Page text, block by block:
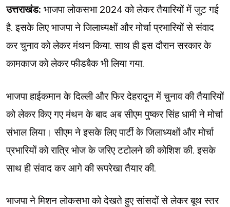
उत्तराखंड: भाजपा लोकसभा 2024 को लेकर तैयारियों में जुट गई
है. इसके लिए भाजपा ने जिलाध्यक्षों और मोर्चा प्रभारियों से संवाद
कर चुनाव को लेकर मंथन किया. साथ ही इस दौरान सरकार के
कामकाज को लेकर फीडबैक भी लिया गया.
भाजपा हाईकमान के दिल्ली और फिर देहरादून में चुनाव की तैयारियों
को लेकर किए गए मंथन के बाद अब सीएम पुष्कर सिंह धामी ने मोर्चा
संभाल लिया। सीएम ने इसके लिए पार्टी के जिलाध्यक्षों और मोर्चा
प्रभारियों को रात्रि भोज के जरिए टटोलने की कोशिश की. इसके
साथ ही संवाद कर आगे की रूपरेखा तैयार की.
भाजपा ने मिशन लोकसभा को देखते हुए सांसदों से लेकर बूथ स्तर